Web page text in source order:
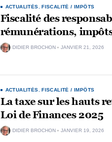
ACTUALITÉS ,FISCALITÉ / IMPÔTS
Fiscalité des
rémunérations,
DIDIER BROCHON JANVIER 21, 2026
ACTUALITÉS ,FISCALITÉ / IMPÔTS
La taxe sur les hauts
Loi de Finances 2025
DIDIER BROCHON JANVIER 19, 2026